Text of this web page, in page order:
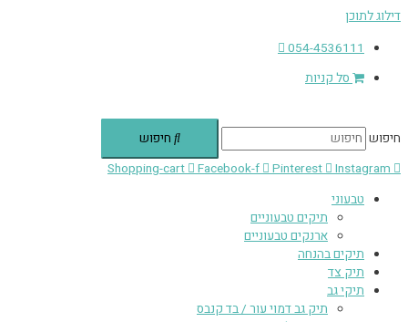
דילוג לתוכן
054-4536111
סל קניות
חיפוש
חיפוש
Shopping-cart
Facebook-f Pinterest
Instagram
טבעוני
תיקים טבעוניים
ארנקים טבעוניים
תיקים בהנחה
תיק צד
תיקי גב
תיק גב דמוי עור / בד קנבס